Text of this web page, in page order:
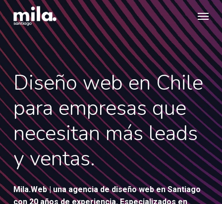
Skip
to
main
content
Menu
Diseño web en Chile
para empresas que
necesitan más leads
y ventas.
Mila.Web|una agencia de diseño web en Santiago
con 20 años de experiencia. Especializados en